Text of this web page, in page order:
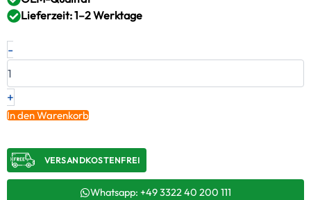
Lieferzeit: 1–2 Werktage
-
Neuer
Original
–
10574370
/
+
Montagesatz
Menge
+
In den Warenkorb
VERSANDKOSTENFREI​
Whatsapp: +49 3322 40 200 111